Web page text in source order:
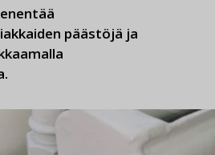
päästöjä ja